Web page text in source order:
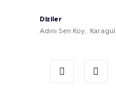
Diziler
Adını Sen Koy
Karagül